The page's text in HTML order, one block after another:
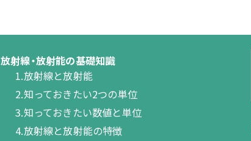
放射線・放射能の基礎知識
1.放射線と放射能
2.知っておきたい2つの単位
3.知っておきたい数値と単位
4.放射線と放射能の特徴